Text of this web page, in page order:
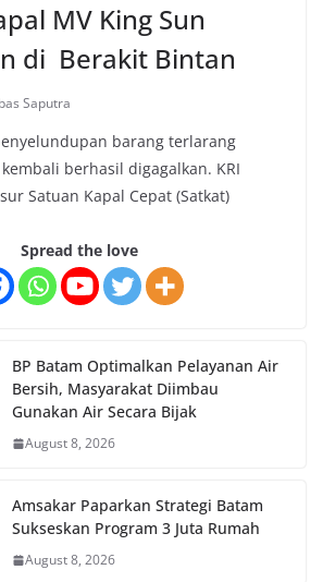
MV King Sun
di Berakit Bintan
Saputra
barang terlarang
berhasil digagalkan. KRI
Satuan Kapal Cepat (Satkat)
Spread the love
BP Batam Optimalkan Pelayanan Air
Bersih, Masyarakat Diimbau
Gunakan Air Secara Bijak
August 8, 2026
Amsakar Paparkan Strategi Batam
Sukseskan Program 3 Juta Rumah
August 8, 2026